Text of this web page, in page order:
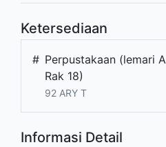
Ketersediaan
# Perpustakaan (lemari A
Rak 18)
92 ARY T
Informasi Detail